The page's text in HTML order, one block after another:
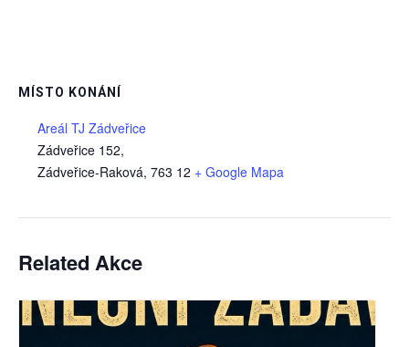
MÍSTO KONÁNÍ
Areál TJ Zádveřice
Zádveřice 152,
Zádveřice-Raková, 763 12 + Google Mapa
Related Akce